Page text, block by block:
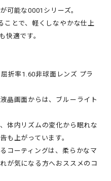
可能な0001シリーズ。
ことで、軽くしなやかな仕上
快適です。
折率1.60非球面レンズ プラ
晶画面からは、ブルーライト
体内リズムの変化から眠れな
も上がっています。
コーティングは、柔らかなマ
が気になる方へおススメのコ